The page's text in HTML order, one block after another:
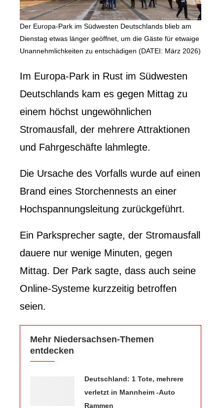
Der Europa-Park im Südwesten Deutschlands blieb am
Dienstag etwas länger geöffnet, um die Gäste für etwaige
Unannehmlichkeiten zu entschädigen (DATEI: März 2026)
Im Europa-Park in Rust im Südwesten
Deutschlands kam es gegen Mittag zu
einem höchst ungewöhnlichen
Stromausfall, der mehrere Attraktionen
und Fahrgeschäfte lahmlegte.
Die Ursache des Vorfalls wurde auf einen
Brand eines Storchennests an einer
Hochspannungsleitung zurückgeführt.
Ein Parksprecher sagte, der Stromausfall
dauere nur wenige Minuten, gegen
Mittag. Der Park sagte, dass auch seine
Online-Systeme kurzzeitig betroffen
seien.
Mehr Niedersachsen-Themen
entdecken
Deutschland: 1 Tote, mehrere
verletzt in Mannheim -Auto
Rammen